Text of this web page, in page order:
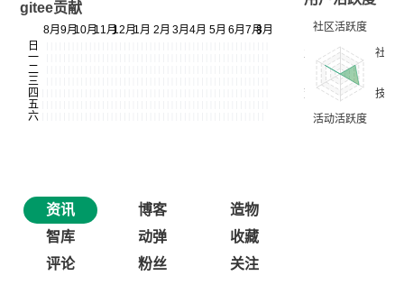
gitee贡献
资讯 博客
造物
智库
动弹
收藏
评论
粉丝 关注